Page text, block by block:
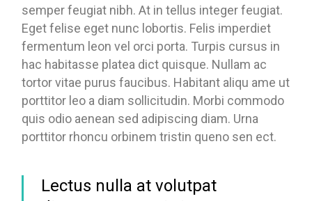
semper feugiat nibh. At in tellus integer feugiat.
Eget felise eget nunc lobortis. Felis imperdiet
fermentum leon vel orci porta. Turpis cursus in
hac habitasse platea dict quisque. Nullam ac
tortor vitae purus faucibus. Habitant aliqu ame ut
porttitor leo a diam sollicitudin. Morbi commodo
quis odio aenean sed adipiscing diam. Urna
porttitor rhoncu orbinem tristin queno sen ect.
Lectus nulla at volutpat